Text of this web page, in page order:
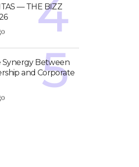
— THE BIZZ
Synergy Between
and Corporate